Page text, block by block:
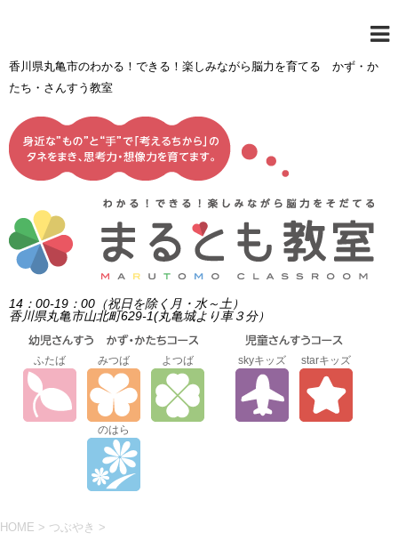
香川県丸亀市のわかる！できる！楽しみながら脳力を育てる かず・か
たち・さんすう教室
14：00-19：00（祝日を除く月・水～土）
香川県丸亀市山北町629-1(丸亀城より車３分）
ふたば みつば よつば
のはら
skyキッズ starキッズ
HOME > つぶやき >